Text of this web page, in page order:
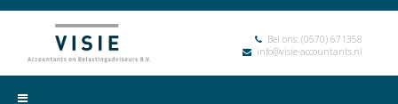
Bel ons: (0570) 671358
info@visie-accountants.nl